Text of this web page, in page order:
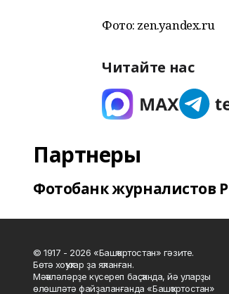
Фото: zen.yandex.ru
Читайте нас
Партнеры
Фотобанк журналистов
© 1917 - 2026 «Башҡортостан» гәзите.
Бөтә хоҡуҡтар ҙа яҡланған.
Мәҡәләләрҙе күсереп баҫҡанда, йә уларҙы
өлөшләтә файҙаланғанда «Башҡортостан»